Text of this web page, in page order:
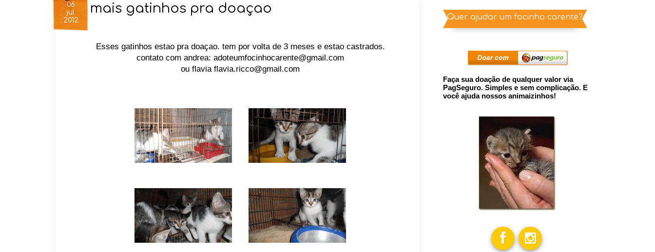
06
jul
2012
mais gatinhos pra doaçao
Esses gatinhos estao pra doaçao. tem por volta de 3 meses e estao castrados.
contato com andrea: adoteumfocinhocarente@gmail.com
ou flavia flavia.ricco@gmail.com
Quer ajudar um focinho carente?
Faça sua doação de qualquer valor via
PagSeguro. Simples e sem complicação. E
você ajuda nossos animaizinhos!